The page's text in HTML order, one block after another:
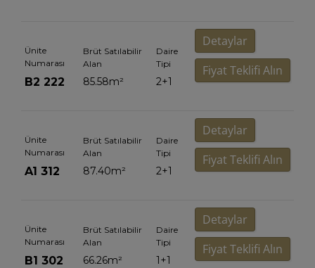
Ünite
Numarası
B2 222
Brüt Satılabilir
Alan
85.58m²
Daire
Tipi
2+1
Detaylar
Fiyat Teklifi Alın
Ünite
Numarası
A1 312
Brüt Satılabilir
Alan
87.40m²
Daire
Tipi
2+1
Detaylar
Fiyat Teklifi Alın
Ünite
Numarası
B1 302
Brüt Satılabilir
Alan
66.26m²
Daire
Tipi
1+1
Detaylar
Fiyat Teklifi Alın